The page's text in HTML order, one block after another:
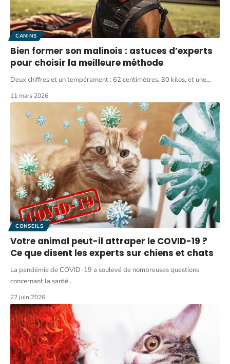
CANINS
Bien former son malinois : astuces d’experts
pour choisir la meilleure méthode
Deux chiffres et un tempérament : 62 centimètres, 30 kilos, et une…
11 mars 2026
CONSEILS
Votre animal peut-il attraper le COVID-19 ?
Ce que disent les experts sur chiens et chats
La pandémie de COVID-19 a soulevé de nombreuses questions
concernant la santé…
22 juin 2026